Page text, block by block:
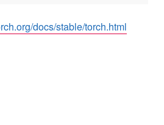
docs/stable/torch.html